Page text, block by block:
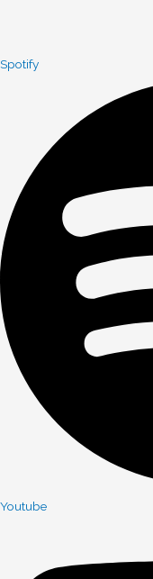
Spotify
Youtube